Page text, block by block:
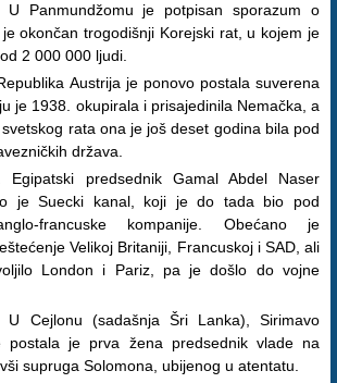
Panmundžomu je potpisan sporazum o
okončan trogodišnji Korejski rat, u kojem je
2 000 000 ljudi.
Austrija je ponovo postala suverena
je 1938. okupirala i prisajedinila Nemačka, a
rata ona je još deset godina bila pod
država.
predsednik Gamal Abdel Naser
je Suecki kanal, koji je do tada bio pod
francuske kompanije. Obećano je
Velikoj Britaniji, Francuskoj i SAD, ali
London i Pariz, pa je došlo do vojne
Cejlonu (sadašnja Šri Lanka), Sirimavo
postala je prva žena predsednik vlade na
supruga Solomona, ubijenog u atentatu.